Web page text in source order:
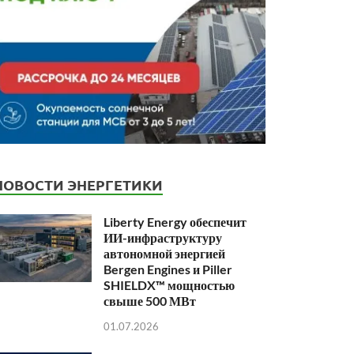
ЭНЕРГЕТИКИ
Liberty Energy обеспечит
ИИ-инфраструктуру
автономной энергией
Bergen Engines и Piller
SHIELDX™ мощностью
свыше 500 МВт
01.07.2026